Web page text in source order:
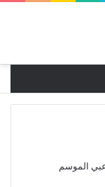
الموسم